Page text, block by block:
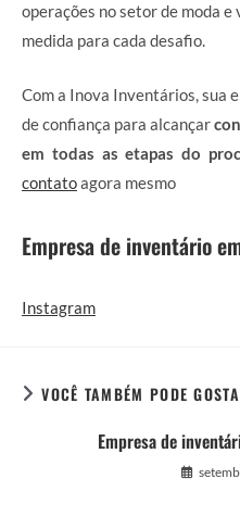
operações no setor de moda
medida para cada desafio.
Com a Inova Inventários, sua
de confiança para alcançar
em todas as etapas do
contatoagora mesmo
Empresa de inventário
Instagram
VOCÊ TAMBÉM PODE
Empresa de